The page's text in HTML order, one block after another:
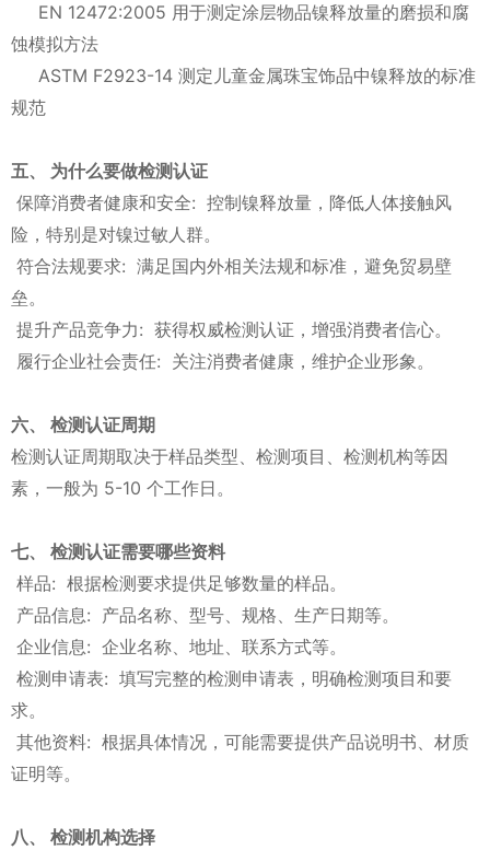
EN 12472:2005 用于测定涂层物品镍释放量的磨损和腐
蚀模拟方法
ASTM F2923-14 测定儿童金属珠宝饰品中镍释放的标准
规范
五、 为什么要做检测认证
保障消费者健康和安全: 控制镍释放量，降低人体接触风
险，特别是对镍过敏人群。
符合法规要求: 满足国内外相关法规和标准，避免贸易壁
垒。
提升产品竞争力: 获得权威检测认证，增强消费者信心。
履行企业社会责任: 关注消费者健康，维护企业形象。
六、 检测认证周期
检测认证周期取决于样品类型、检测项目、检测机构等因
素，一般为 5-10 个工作日。
七、 检测认证需要哪些资料
样品: 根据检测要求提供足够数量的样品。
产品信息: 产品名称、型号、规格、生产日期等。
企业信息: 企业名称、地址、联系方式等。
检测申请表: 填写完整的检测申请表，明确检测项目和要
求。
其他资料: 根据具体情况，可能需要提供产品说明书、材质
证明等。
八、 检测机构选择